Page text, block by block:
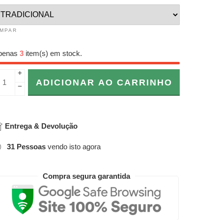
3 item(s) em stock.
+
−
ADICIONAR AO CARRINHO
Entrega & Devolução
31 Pessoas vendo isto agora
Compra segura garantida